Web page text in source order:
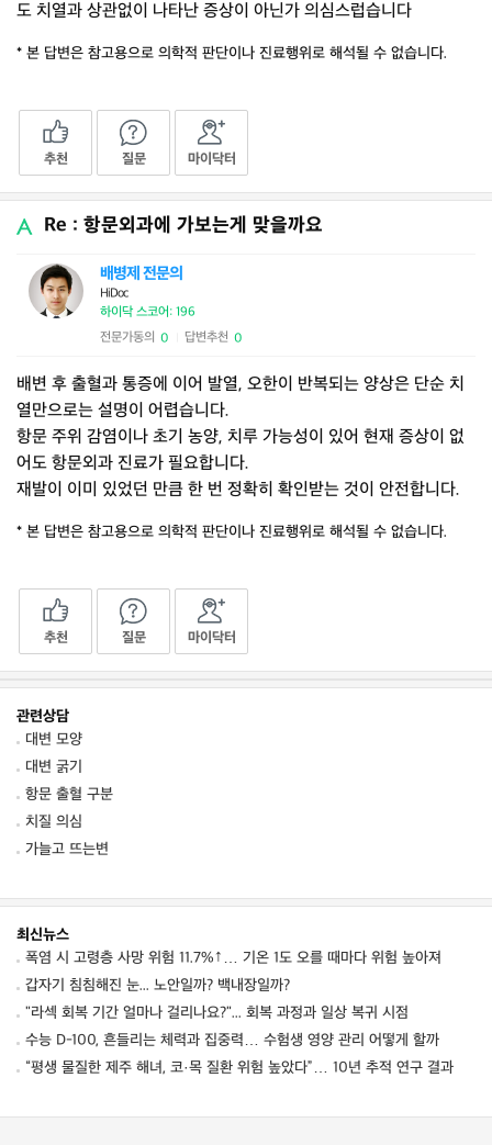
도 치열과 상관없이 나타난 증상이 아닌가 의심스럽습니다
* 본 답변은 참고용으로 의학적 판단이나 진료행위로 해석될 수 없습니다.
추천 질문 마이닥터
Re : 항문외과에 가보는게 맞을까요
배병제 전문의
HiDoc
하이닥 스코어: 196
전문가동의 0 답변추천 0
배변 후 출혈과 통증에 이어 발열, 오한이 반복되는 양상은 단순 치
열만으로는 설명이 어렵습니다.
항문 주위 감염이나 초기 농양, 치루 가능성이 있어 현재 증상이 없
어도 항문외과 진료가 필요합니다.
재발이 이미 있었던 만큼 한 번 정확히 확인받는 것이 안전합니다.
* 본 답변은 참고용으로 의학적 판단이나 진료행위로 해석될 수 없습니다.
추천 질문 마이닥터
관련상담
대변 모양
대변 굵기
항문 출혈 구분
치질 의심
가늘고 뜨는변
최신뉴스
폭염 시 고령층 사망 위험 11.7%↑… 기온 1도 오를 때마다 위험 높아져
갑자기 침침해진 눈... 노안일까? 백내장일까?
"라섹 회복 기간 얼마나 걸리나요?"... 회복 과정과 일상 복귀 시점
수능 D-100, 흔들리는 체력과 집중력… 수험생 영양 관리 어떻게 할까
“평생 물질한 제주 해녀, 코·목 질환 위험 높았다”… 10년 추적 연구 결과